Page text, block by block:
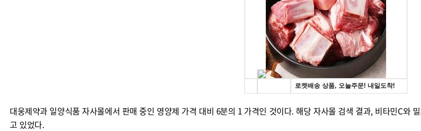
대웅제약과 일양식품 자사몰에서 판매 중인 영양제 가격 대비 6분의 1 가격인 것이다. 해당 자사몰 검색 결과, 비타민C와
고 있었다.